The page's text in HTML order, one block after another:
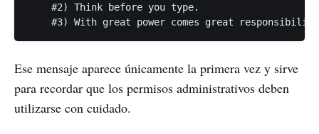
    #2) Think before you type.
Ese mensaje aparece únicamente la primera vez y sirve
para recordar que los permisos administrativos deben
utilizarse con cuidado.